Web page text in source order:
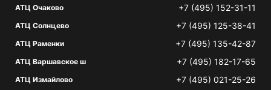
АТЦ Очаково +7 (495) 152-31-11
АТЦ Солнцево +7 (495) 125-38-41
АТЦ Раменки +7 (495) 135-42-87
АТЦ Варшавское ш +7 (495) 182-17-65
АТЦ Измайлово +7 (495) 021-25-26